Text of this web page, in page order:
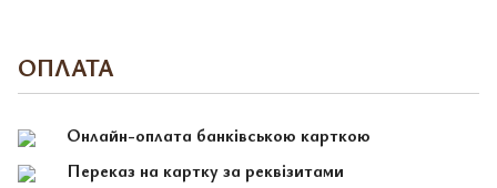
ОПЛАТА
Онлайн-оплата банківською карткою
Переказ на картку за реквізитами